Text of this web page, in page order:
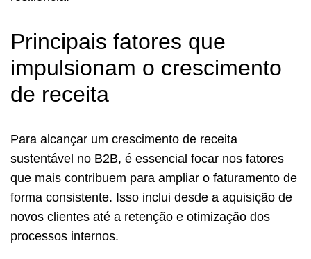
Principais fatores que
impulsionam o crescimento
de receita
Para alcançar um crescimento de receita
sustentável no B2B, é essencial focar nos fatores
que mais contribuem para ampliar o faturamento de
forma consistente. Isso inclui desde a aquisição de
novos clientes até a retenção e otimização dos
processos internos.